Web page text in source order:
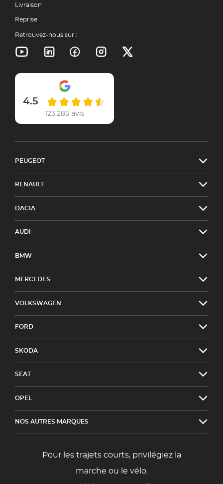
Livraison
Reprise
Retrouvez-nous sur :
4.5
123,285 avis
PEUGEOT
RENAULT
DACIA
AUDI
BMW
MERCEDES
VOLKSWAGEN
FORD
SKODA
SEAT
OPEL
NOS AUTRES MARQUES
Pour les trajets courts, privilégiez la
marche ou le vélo.